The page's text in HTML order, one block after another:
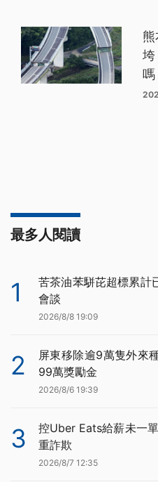
垮
嗎
最多人閱讀
1
苦茶油苯駢芘超標累計
會談
2026/8/8 19:09
2
屏東移除逾9萬隻外來
99萬獎勵金
2026/8/6 19:39
3
控Uber Eats給薪未一
重詐欺
2026/8/7 12:35